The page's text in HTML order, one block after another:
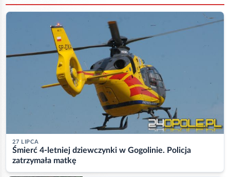
27 LIPCA
Śmierć 4-letniej dziewczynki w Gogolinie. Policja
zatrzymała matkę